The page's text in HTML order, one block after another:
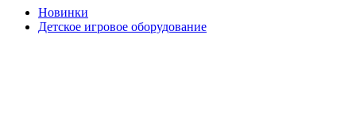
Новинки
Детское игровое оборудование